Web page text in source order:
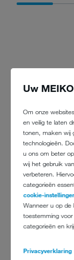
Uw
Om onze
en veilig te laten
tonen, maken wij
technologieën.
u ons om beter
wij het gebruik
verbeteren.
categorieën
cookie-
Wanneer u op
toestemming
categorieën en
Privacyverklaring